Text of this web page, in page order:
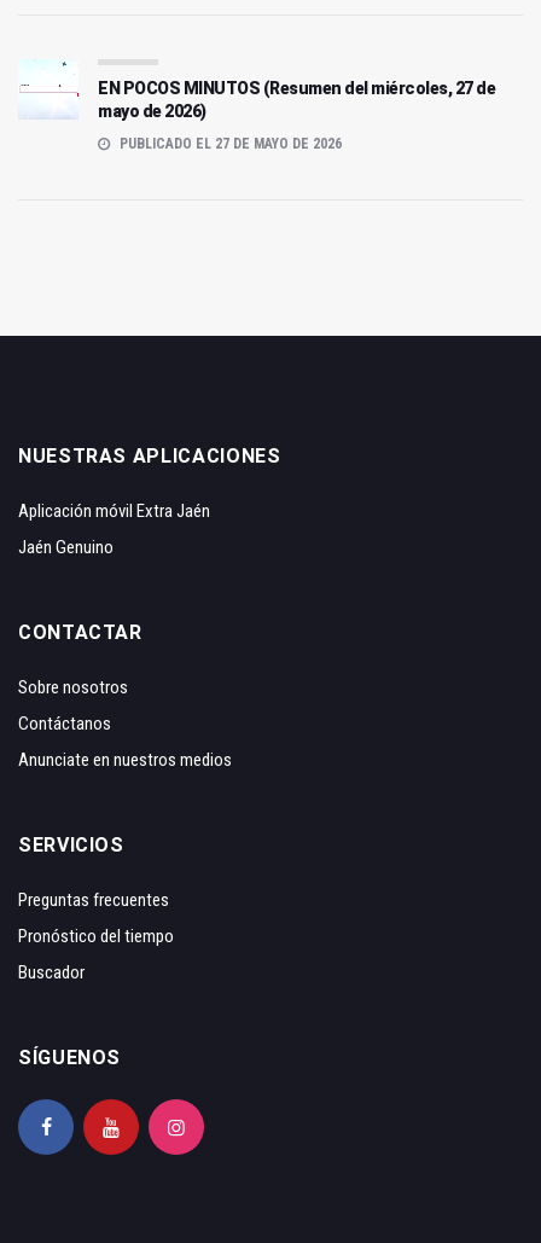
EN POCOS MINUTOS (Resumen del miércoles, 27 de
mayo de 2026)
PUBLICADO EL 27 DE MAYO DE 2026
NUESTRAS APLICACIONES
Aplicación móvil Extra Jaén
Jaén Genuino
CONTACTAR
Sobre nosotros
Contáctanos
Anunciate en nuestros medios
SERVICIOS
Preguntas frecuentes
Pronóstico del tiempo
Buscador
SÍGUENOS